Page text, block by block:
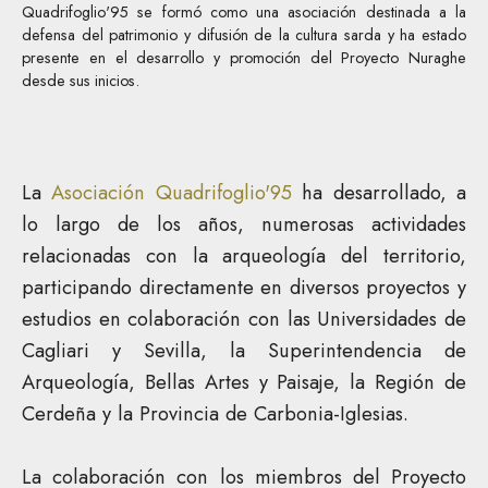
Quadrifoglio'95 se formó como una asociación destinada a la
defensa del patrimonio y difusión de la cultura sarda y ha estado
presente en el desarrollo y promoción del Proyecto Nuraghe
desde sus inicios.
LaAsociación Quadrifoglio'95ha desarrollado, a
lo largo de los años, numerosas actividades
relacionadas con la arqueología del territorio,
participando directamente en diversos proyectos y
estudios en colaboración con las Universidades de
Cagliari y Sevilla, la Superintendencia de
Arqueología, Bellas Artes y Paisaje, la Región de
Cerdeña y la Provincia de Carbonia-Iglesias.
La colaboración con los miembros del Proyecto